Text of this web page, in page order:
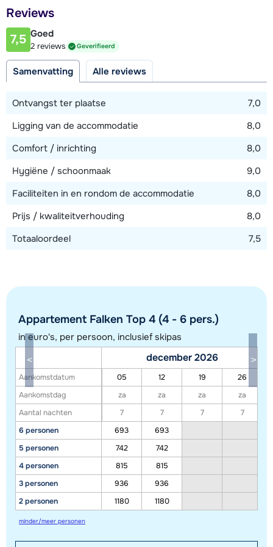
200 meter
Afstand tot piste
400 meter
70 meter
Bekijk kaart
Toon alle accommodaties in dit gebied
Deze kaart geeft een indicatie van de ligging van onze accommodaties. De
exacte locatie kan enigszins afwijken.
Reviews
7,5 Goed
2 reviews Geverifieerd
Samenvatting Alle reviews
Ontvangst ter plaatse
7,0
Ligging van de accommodatie
8,0
Comfort / inrichting
8,0
Hygiëne / schoonmaak
9,0
Faciliteiten in en rondom de accommodatie
8,0
Prijs / kwaliteitverhouding
8,0
Totaaloordeel
7,5
Appartement Falken Top 4 (4 - 6 pers.)
in euro's, per persoon, inclusief skipas
Aankomstdatum
Aankomstdag
Aantal nachten
6 personen
5 personen
4 personen
3 personen
2 personen
december 2026
05 12 19
26
za
za za
za
7
7 7
7
693
693
742
742
815
815
936
936
1180
1180
minder/meer personen